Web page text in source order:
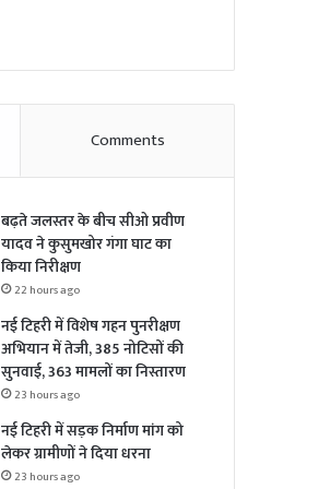
Comments
बढ़ते जलस्तर के बीच सीओ प्रवीण
यादव ने कुसुमखोर गंगा घाट का
किया निरीक्षण
22 hours ago
नई टिहरी में विशेष गहन पुनरीक्षण
अभियान में तेजी, 385 नोटिसों की
सुनवाई, 363 मामलों का निस्तारण
23 hours ago
नई टिहरी में सड़क निर्माण मांग को
लेकर ग्रामीणों ने दिया धरना
23 hours ago